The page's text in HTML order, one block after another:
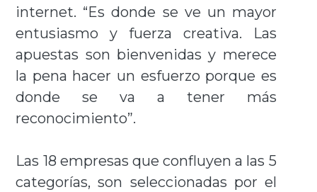
internet. “Es donde se ve un mayor
entusiasmo y fuerza creativa. Las
apuestas son bienvenidas y merece
la pena hacer un esfuerzo porque es
donde se va a tener más
reconocimiento”.
Las 18 empresas que confluyen a las 5
categorías, son seleccionadas por el